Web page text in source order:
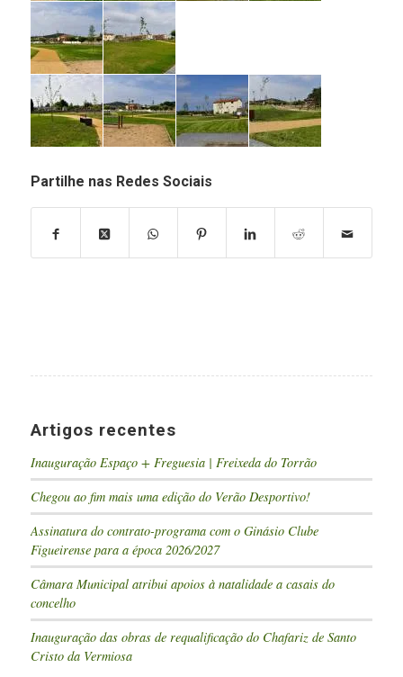
Partilhe nas Redes Sociais
Artigos recentes
Inauguração Espaço + Freguesia | Freixeda do Torrão
Chegou ao fim mais uma edição do Verão Desportivo!
Assinatura do contrato-programa com o Ginásio Clube
Figueirense para a época 2026/2027
Câmara Municipal atribui apoios à natalidade a casais do
concelho
Inauguração das obras de requalificação do Chafariz de Santo
Cristo da Vermiosa